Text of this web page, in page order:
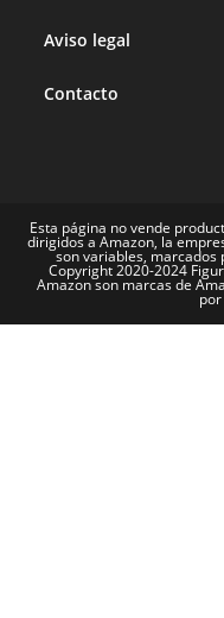
Aviso legal
Contacto
Esta página no vende
dirigidos a Amazon, la
son variables, marcados
Copyright 2020-2024
Amazon son marcas de